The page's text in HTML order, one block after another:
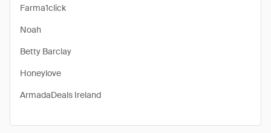
Farma1click
Noah
Betty Barclay
Honeylove
ArmadaDeals Ireland